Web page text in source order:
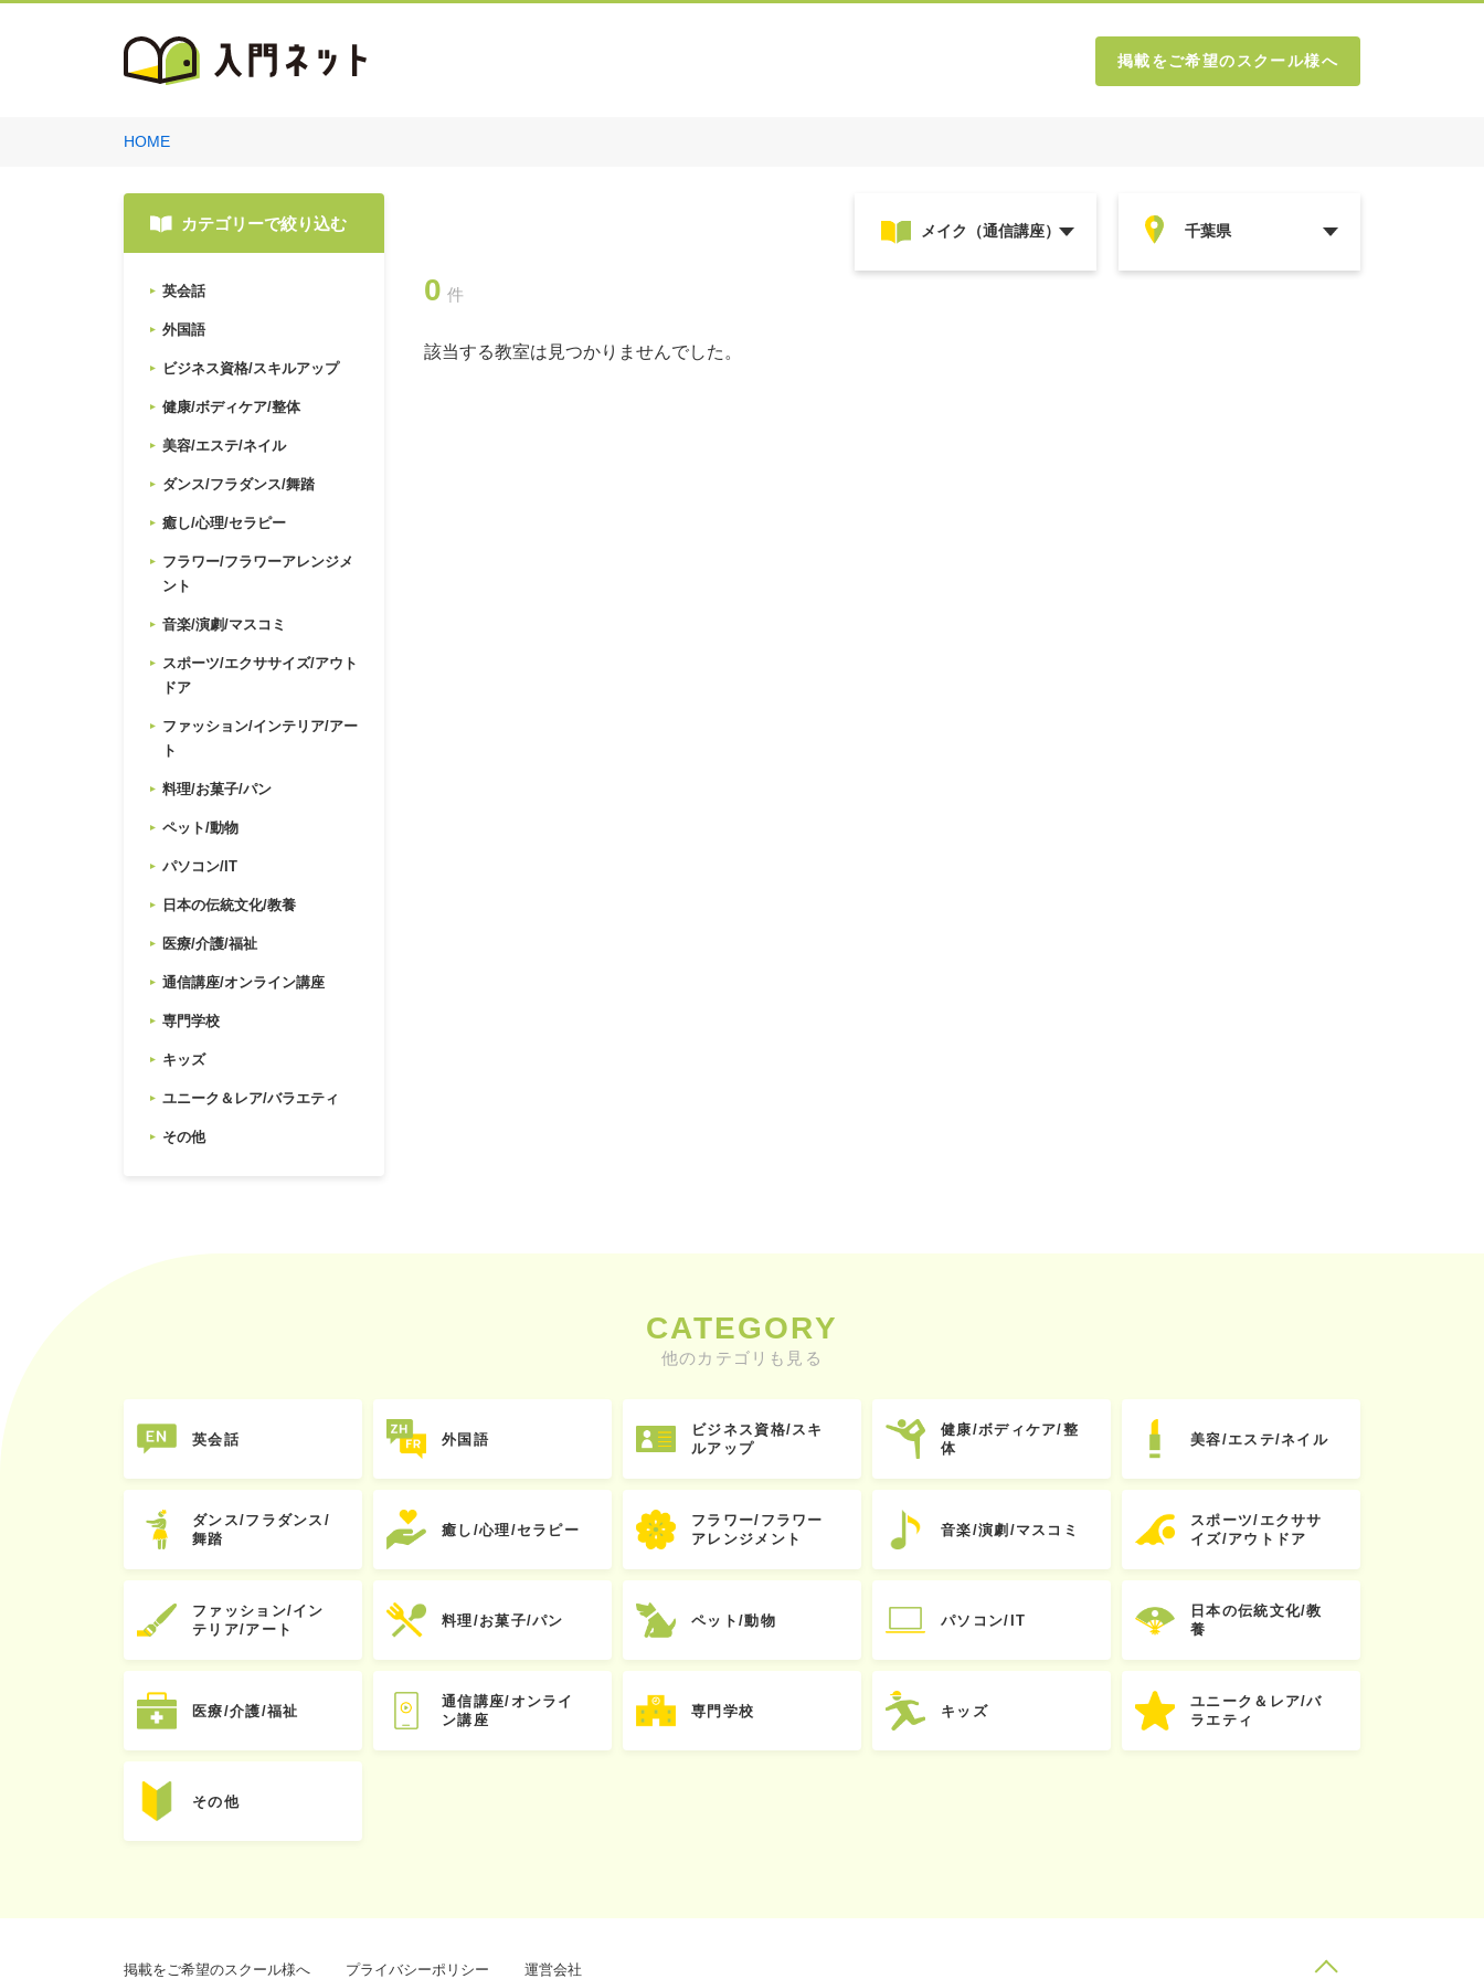
掲載をご希望のスクール様へ
HOME
カテゴリーで絞り込む
英会話
外国語
ビジネス資格/スキルアップ
健康/ボディケア/整体
美容/エステ/ネイル
ダンス/フラダンス/舞踏
癒し/心理/セラピー
フラワー/フラワーアレンジメ
ント
音楽/演劇/マスコミ
スポーツ/エクササイズ/アウト
ドア
ファッション/インテリア/アー
ト
料理/お菓子/パン
ペット/動物
パソコン/IT
日本の伝統文化/教養
医療/介護/福祉
通信講座/オンライン講座
専門学校
キッズ
ユニーク＆レア/バラエティ
その他
0 件
該当する教室は見つかりませんでした。
CATEGORY
他のカテゴリも見る
英会話 外国語
ビジネス資格/スキ
ルアップ
健康/ボディケア/整
体
美容/エステ/ネイル
ダンス/フラダンス/
舞踏
癒し/心理/セラピー
フラワー/フラワー
アレンジメント
音楽/演劇/マスコミ
スポーツ/エクササ
イズ/アウトドア
ファッション/イン
テリア/アート
料理/お菓子/パン ペット/動物 パソコン/IT
日本の伝統文化/教
養
医療/介護/福祉
通信講座/オンライ
ン講座
専門学校 キッズ
ユニーク＆レア/バ
ラエティ
その他
掲載をご希望のスクール様へ プライバシーポリシー 運営会社